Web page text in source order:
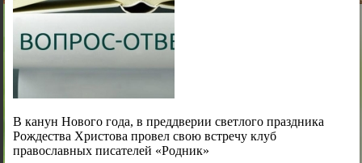
В канун Нового года, в преддверии светлого праздника
Рождества Христова провел свою встречу клуб
православных писателей «Родник»